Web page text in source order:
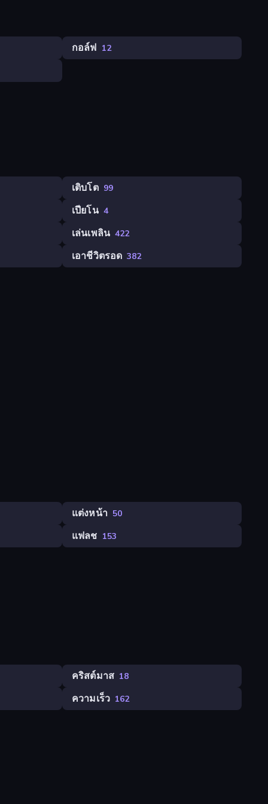
กอล์ฟ 12
เติบโต 99
เปียโน 4
เล่นเพลิน 422
เอาชีวิตรอด 382
แต่งหน้า 50
แฟลช 153
คริสต์มาส 18
ความเร็ว 162